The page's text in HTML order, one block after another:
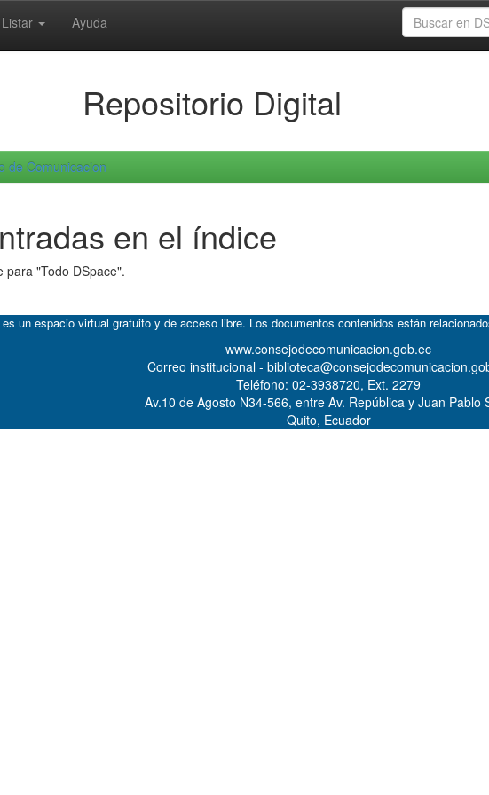
Listar Ayuda
Repositorio Digital
de Comunicacion
en el índice
para "Todo DSpace".
un espacio virtual gratuito y de acceso libre. Los documentos contenidos están
www.consejodecomunicacion.gob.ec
Correo institucional -
Teléfono: 02-3938720, Ext. 2279
Av.10 de Agosto N34-566, entre Av. República y Juan Pablo
Quito, Ecuador